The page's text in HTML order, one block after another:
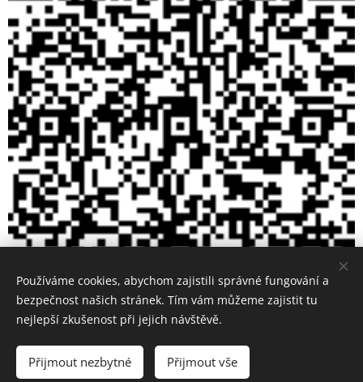
Cookies
Používáme cookies, abychom zajistili správné fungování a
bezpečnost našich stránek. Tím vám můžeme zajistit tu
nejlepší zkušenost při jejich návštěvě.
Přijmout nezbytné Přijmout vše